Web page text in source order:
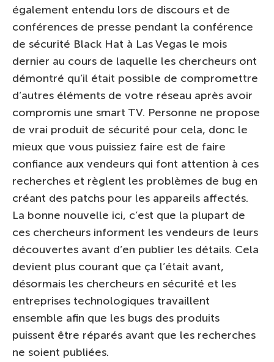
également entendu lors de discours et de
conférences de presse pendant la conférence
de sécurité Black Hat à Las Vegas le mois
dernier au cours de laquelle les chercheurs ont
démontré qu’il était possible de compromettre
d’autres éléments de votre réseau après avoir
compromis une smart TV. Personne ne propose
de vrai produit de sécurité pour cela, donc le
mieux que vous puissiez faire est de faire
confiance aux vendeurs qui font attention à ces
recherches et règlent les problèmes de bug en
créant des patchs pour les appareils affectés.
La bonne nouvelle ici, c’est que la plupart de
ces chercheurs informent les vendeurs de leurs
découvertes avant d’en publier les détails. Cela
devient plus courant que ça l’était avant,
désormais les chercheurs en sécurité et les
entreprises technologiques travaillent
ensemble afin que les bugs des produits
puissent être réparés avant que les recherches
ne soient publiées.